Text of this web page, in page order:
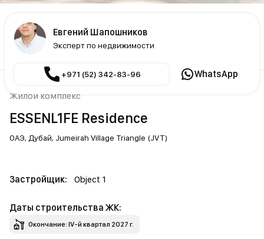
Жилой комплекс
ESSENL1FE Residence
ОАЭ, Дубай, Jumeirah Village Triangle (JVT)
Застройщик: Object 1
Даты строительства ЖК:
Окончание: IV-й квартал 2027 г.
Евгений Шапошников
Эксперт по недвижимости
+971 (52) 342-83-96 WhatsApp